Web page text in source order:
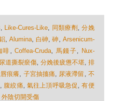
, Like-Cures-Like, 同類療劑 ,分娩
,Alumina, 白砷,砷, Arsenicum-
啡 ,Coffea-Cruda, 馬錢子, Nux-
道撕裂瘀傷, 分娩後疲憊不堪, 排
痕癢, 子宮抽搐痛, 尿液滯留 , 不
, 腹絞痛, 氣往上頂呼吸急促,有便
外陰切開受傷